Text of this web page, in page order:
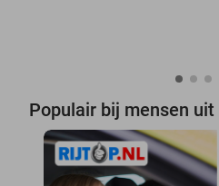
Populair bij mensen